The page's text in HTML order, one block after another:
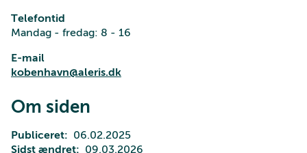
Telefontid
Mandag - fredag: 8 - 16
E-mail
kobenhavn@aleris.dk
Om siden
Publiceret
06.02.2025
Sidst ændret
09.03.2026